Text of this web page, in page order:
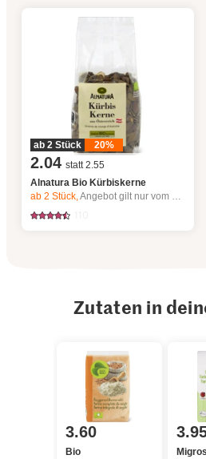
ab 2 Stück 20%
2.04 statt 2.55
Alnatura Bio Kürbiskerne
ab 2Stück,Angebot gilt nur vom 6.8. bis 12.8.2026, solange Vorrat.
Zutaten in
3.60
Bio